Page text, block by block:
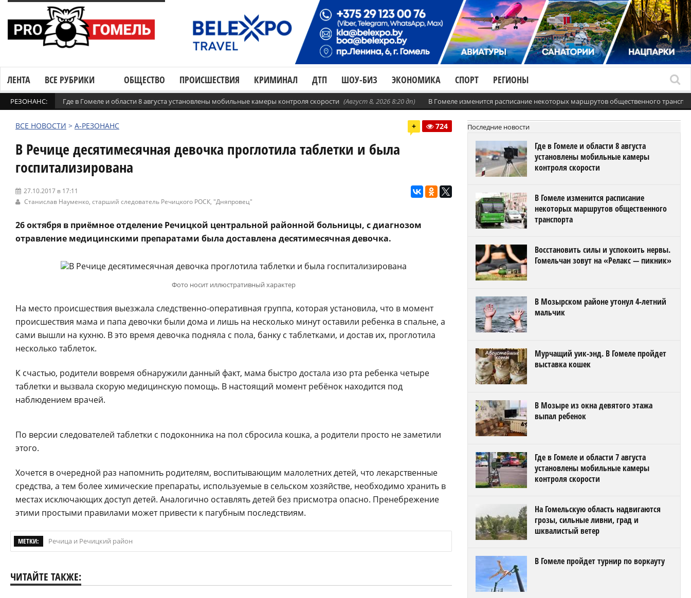
ЛЕНТА ВСЕ РУБРИКИ ОБЩЕСТВО ПРОИСШЕСТВИЯ КРИМИНАЛ ДТП ШОУ-БИЗ ЭКОНОМИКА СПОРТ РЕГИОНЫ
РЕЗОНАНС: Где в Гомеле и области 8 августа установлены мобильные камеры контроля скорости (Август 8, 2026 8:20 дп) В Гомеле изменится расписание некоторых маршрутов общественного
ВСЕ НОВОСТИ > А-РЕЗОНАНС + 724
В Речице десятимесячная девочка проглотила таблетки и была
госпитализирована
27.10.2017 в 17:11
Станислав Науменко, старший следователь Речицкого РОСК, "Дняпровец"
26 октября в приёмное отделение Речицкой центральной районной больницы, с диагнозом
отравление медицинскими препаратами была доставлена десятимесячная девочка.
Фото носит иллюстративный характер
На место происшествия выезжала следственно-оперативная группа, которая установила, что в момент
происшествия мама и папа девочки были дома и лишь на несколько минут оставили ребенка в спальне, а
сами вышли на кухню. В это время девочка подняла с пола, банку с таблетками, и достав их, проглотила
несколько таблеток.
К счастью, родители вовремя обнаружили данный факт, мама быстро достала изо рта ребенка четыре
таблетки и вызвала скорую медицинскую помощь. В настоящий момент ребёнок находится под
наблюдением врачей.
По версии следователей таблетки с подоконника на пол сбросила кошка, а родители просто не заметили
этого.
Хочется в очередной раз напомнить родителям, воспитывающим малолетних детей, что лекарственные
средства, а тем более химические препараты, используемые в сельском хозяйстве, необходимо хранить в
местах исключающих доступ детей. Аналогично оставлять детей без присмотра опасно. Пренебрежение
этими простыми правилами может привести к пагубным последствиям.
МЕТКИ: Речица и Речицкий район
ЧИТАЙТЕ ТАКЖЕ:
Последние новости
Где в Гомеле и области 8 августа
установлены мобильные камеры
контроля скорости
В Гомеле изменится расписание
некоторых маршрутов общественного
транспорта
Восстановить силы и успокоить нервы.
Гомельчан зовут на «Релакс — пикник»
В Мозырском районе утонул 4-летний
мальчик
Мурчащий уик-энд. В Гомеле пройдет
выставка кошек
В Мозыре из окна девятого этажа
выпал ребенок
Где в Гомеле и области 7 августа
установлены мобильные камеры
контроля скорости
На Гомельскую область надвигаются
грозы, сильные ливни, град и
шквалистый ветер
В Гомеле пройдет турнир по воркауту